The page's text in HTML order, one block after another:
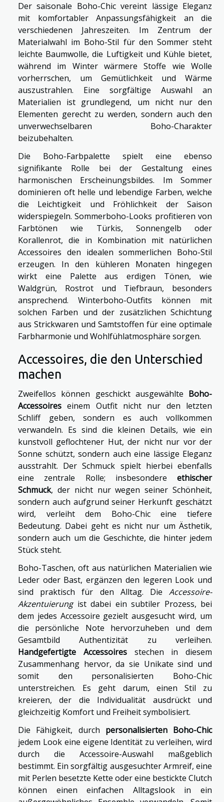
Der saisonale Boho-Chic vereint lässige Eleganz
mit komfortabler Anpassungsfähigkeit an die
verschiedenen Jahreszeiten. Im Zentrum der
Materialwahl im Boho-Stil für den Sommer steht
leichte Baumwolle, die Luftigkeit und Kühle bietet,
während im Winter wärmere Stoffe wie Wolle
vorherrschen, um Gemütlichkeit und Wärme
auszustrahlen. Eine sorgfältige Auswahl an
Materialien ist grundlegend, um nicht nur den
Elementen gerecht zu werden, sondern auch den
unverwechselbaren Boho-Charakter
beizubehalten.
Die Boho-Farbpalette spielt eine ebenso
signifikante Rolle bei der Gestaltung eines
harmonischen Erscheinungsbildes. Im Sommer
dominieren oft helle und lebendige Farben, welche
die Leichtigkeit und Fröhlichkeit der Saison
widerspiegeln. Sommerboho-Looks profitieren von
Farbtönen wie Türkis, Sonnengelb oder
Korallenrot, die in Kombination mit natürlichen
Accessoires den idealen sommerlichen Boho-Stil
erzeugen. In den kühleren Monaten hingegen
wirkt eine Palette aus erdigen Tönen, wie
Waldgrün, Rostrot und Tiefbraun, besonders
ansprechend. Winterboho-Outfits können mit
solchen Farben und der zusätzlichen Schichtung
aus Strickwaren und Samtstoffen für eine optimale
Farbharmonie und Wohlfühlatmosphäre sorgen.
Accessoires, die den Unterschied
machen
Zweifellos können geschickt ausgewählte Boho-
Accessoires einem Outfit nicht nur den letzten
Schliff geben, sondern es auch vollkommen
verwandeln. Es sind die kleinen Details, wie ein
kunstvoll geflochtener Hut, der nicht nur vor der
Sonne schützt, sondern auch eine lässige Eleganz
ausstrahlt. Der Schmuck spielt hierbei ebenfalls
eine zentrale Rolle; insbesondere ethischer
Schmuck, der nicht nur wegen seiner Schönheit,
sondern auch aufgrund seiner Herkunft geschätzt
wird, verleiht dem Boho-Chic eine tiefere
Bedeutung. Dabei geht es nicht nur um Ästhetik,
sondern auch um die Geschichte, die hinter jedem
Stück steht.
Boho-Taschen, oft aus natürlichen Materialien wie
Leder oder Bast, ergänzen den legeren Look und
sind praktisch für den Alltag. Die Accessoire-
Akzentuierungist dabei ein subtiler Prozess, bei
dem jedes Accessoire gezielt ausgesucht wird, um
die persönliche Note hervorzuheben und dem
Gesamtbild Authentizität zu verleihen.
Handgefertigte Accessoiresstechen in diesem
Zusammenhang hervor, da sie Unikate sind und
somit den personalisierten Boho-Chic
unterstreichen. Es geht darum, einen Stil zu
kreieren, der die Individualität ausdrückt und
gleichzeitig Komfort und Freiheit symbolisiert.
Die Fähigkeit, durch personalisierten Boho-Chic
jedem Look eine eigene Identität zu verleihen, wird
durch die Accessoire-Auswahl maßgeblich
bestimmt. Ein sorgfältig ausgesuchter Armreif, eine
mit Perlen besetzte Kette oder eine bestickte Clutch
können einen einfachen Alltagslook in ein